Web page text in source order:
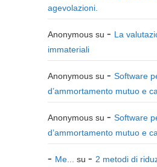
agevolazioni.
Anonymous su
La
immateriali
Anonymous su
Software
d’ammortamento mutuo e
Anonymous su
Software
d’ammortamento mutuo e
Me... su 2 metodi di